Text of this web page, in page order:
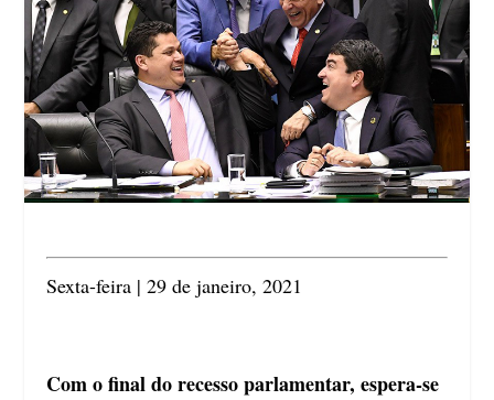
Sexta-feira | 29 de janeiro, 2021
Com o final do recesso parlamentar, espera-se